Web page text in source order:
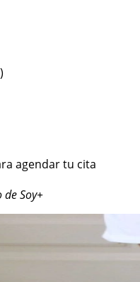
agendar tu cita
Soy+